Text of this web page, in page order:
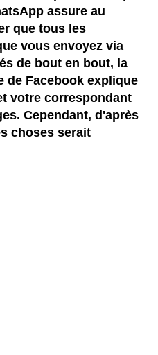
assure au
que tous les
vous envoyez via
de bout en bout, la
de Facebook explique
votre correspondant
Cependant, d'après
choses serait